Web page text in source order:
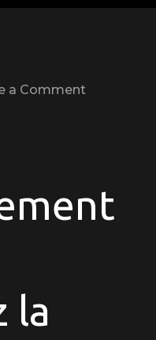
a Comment
Ligne
avec
la